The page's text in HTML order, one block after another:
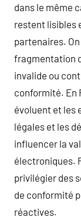
dans le même
restent lisibles
partenaires.
fragmentation
invalide ou
conformité. En
évoluent et les
légales et les
influencer la
électroniques.
privilégier des
de conformité
réactives.